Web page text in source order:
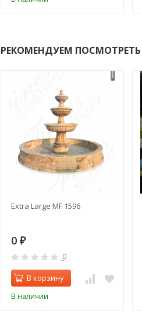
РЕКОМЕНДУЕМ ПОСМОТРЕТЬ
Extra Large MF 1596
0 ₽
0
В корзину
В наличии